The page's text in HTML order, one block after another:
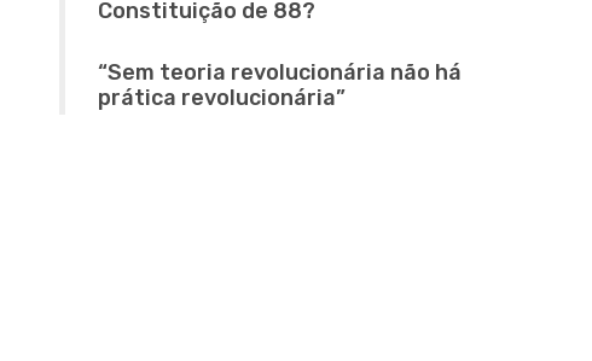
Constituição de 88?
“Sem teoria revolucionária não há
prática revolucionária”